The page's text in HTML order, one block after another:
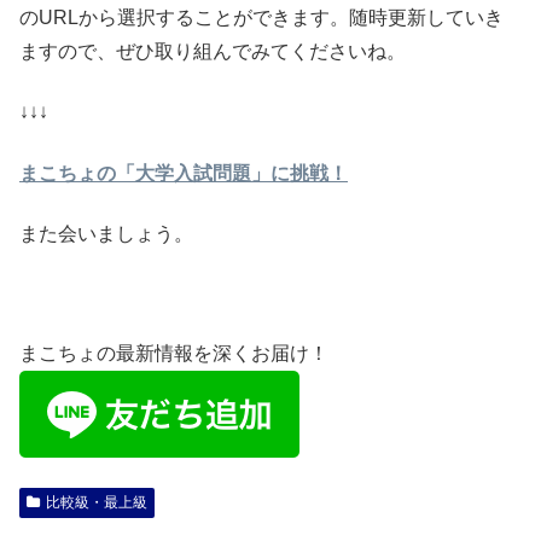
のURLから選択することができます。随時更新していき
ますので、ぜひ取り組んでみてくださいね。
↓↓↓
まこちょの「大学入試問題」に挑戦！
また会いましょう。
まこちょの最新情報を深くお届け！
比較級・最上級